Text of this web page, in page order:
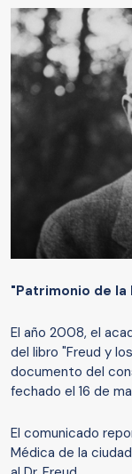
"Patrimonio de la
El año 2008, el
del libro "Freud y
documento del
fechado el 16 de
El comunicado
Médica de la